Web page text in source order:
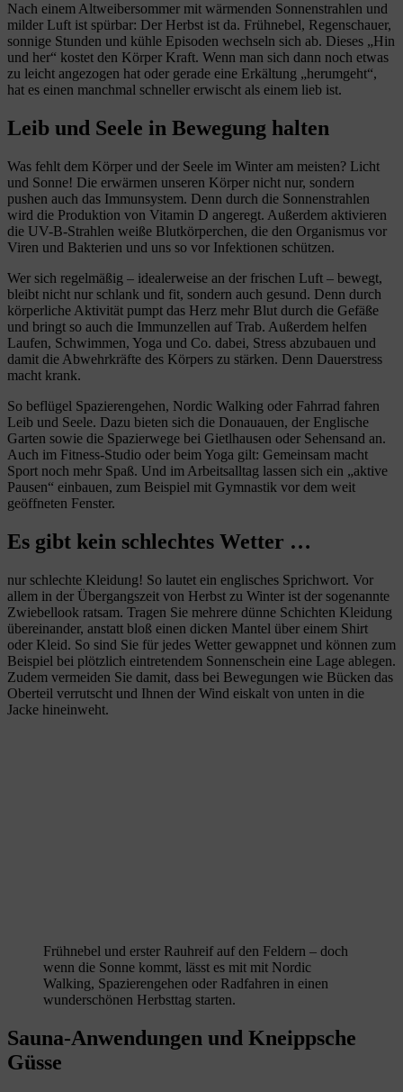
Nach einem Altweibersommer mit wärmenden Sonnenstrahlen und
milder Luft ist spürbar: Der Herbst ist da. Frühnebel, Regenschauer,
sonnige Stunden und kühle Episoden wechseln sich ab. Dieses „Hin
und her“ kostet den Körper Kraft. Wenn man sich dann noch etwas
zu leicht angezogen hat oder gerade eine Erkältung „herumgeht“,
hat es einen manchmal schneller erwischt als einem lieb ist.
Leib und Seele in Bewegung halten
Was fehlt dem Körper und der Seele im Winter am meisten? Licht
und Sonne! Die erwärmen unseren Körper nicht nur, sondern
pushen auch das Immunsystem. Denn durch die Sonnenstrahlen
wird die Produktion von Vitamin D angeregt. Außerdem aktivieren
die UV-B-Strahlen weiße Blutkörperchen, die den Organismus vor
Viren und Bakterien und uns so vor Infektionen schützen.
Wer sich regelmäßig – idealerweise an der frischen Luft – bewegt,
bleibt nicht nur schlank und fit, sondern auch gesund. Denn durch
körperliche Aktivität pumpt das Herz mehr Blut durch die Gefäße
und bringt so auch die Immunzellen auf Trab. Außerdem helfen
Laufen, Schwimmen, Yoga und Co. dabei, Stress abzubauen und
damit die Abwehrkräfte des Körpers zu stärken. Denn Dauerstress
macht krank.
So beflügel Spazierengehen, Nordic Walking oder Fahrrad fahren
Leib und Seele. Dazu bieten sich die Donauauen, der Englische
Garten sowie die Spazierwege bei Gietlhausen oder Sehensand an.
Auch im Fitness-Studio oder beim Yoga gilt: Gemeinsam macht
Sport noch mehr Spaß. Und im Arbeitsalltag lassen sich ein „aktive
Pausen“ einbauen, zum Beispiel mit Gymnastik vor dem weit
geöffneten Fenster.
Es gibt kein schlechtes Wetter …
nur schlechte Kleidung! So lautet ein englisches Sprichwort. Vor
allem in der Übergangszeit von Herbst zu Winter ist der sogenannte
Zwiebellook ratsam. Tragen Sie mehrere dünne Schichten Kleidung
übereinander, anstatt bloß einen dicken Mantel über einem Shirt
oder Kleid. So sind Sie für jedes Wetter gewappnet und können zum
Beispiel bei plötzlich eintretendem Sonnenschein eine Lage ablegen.
Zudem vermeiden Sie damit, dass bei Bewegungen wie Bücken das
Oberteil verrutscht und Ihnen der Wind eiskalt von unten in die
Jacke hineinweht.
Frühnebel und erster Rauhreif auf den Feldern – doch
wenn die Sonne kommt, lässt es mit mit Nordic
Walking, Spazierengehen oder Radfahren in einen
wunderschönen Herbsttag starten.
Sauna-Anwendungen und Kneippsche
Güsse